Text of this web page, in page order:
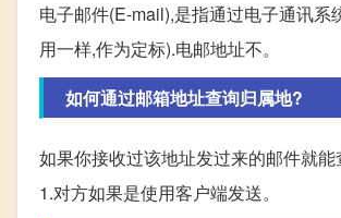
电子邮件(E-mail),是指通过电子通讯
用一样,作为定标).电邮地址不。
如何通过邮箱地址查询归属地?
如果你接收过该地址发过来的邮件就
1.对方如果是使用客户端发送。